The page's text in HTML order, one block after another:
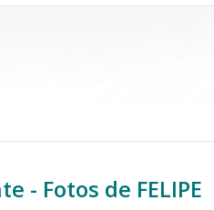
- Fotos de FELIPE